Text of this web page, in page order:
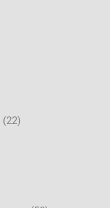
(22)